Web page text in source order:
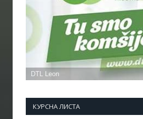
КУРСНА ЛИСТА